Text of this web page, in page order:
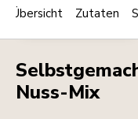
FRÜHSTÜCK/BRUNCH
Nuss-Mix
Übersicht Zutaten